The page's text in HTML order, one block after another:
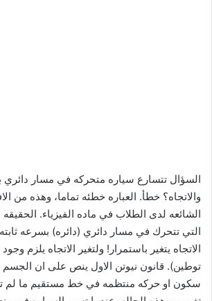
السؤال تتسارع سياره متحركه في مسار دائري
والاتجاه؟ خطأ. العباره خطئه تماما، وهذه من
الشائعه لدى الطلاب في ماده الفيزياء. الحقيقه
التي تتحرك في مسار دائري (دائره) بسرعه
توطين). قانون نيوتن الاول ينص على ان
سكون او حركه منتظمه في خط مستقيم ما لم